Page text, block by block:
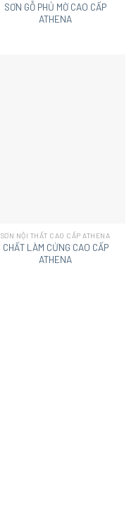
SƠN GỖ PHỦ MỜ CAO CẤP
ATHENA
SƠN NỘI THẤT CAO CẤP ATHENA
CHẤT LÀM CỨNG CAO CẤP
ATHENA